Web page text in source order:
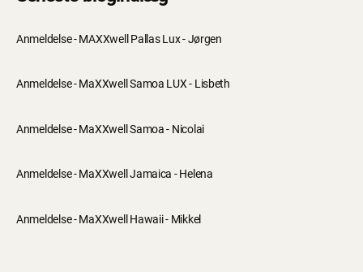
Anmeldelse - MAXXwell Pallas Lux - Jørgen
Anmeldelse - MaXXwell Samoa LUX - Lisbeth
Anmeldelse - MaXXwell Samoa - Nicolai
Anmeldelse - MaXXwell Jamaica - Helena
Anmeldelse - MaXXwell Hawaii - Mikkel